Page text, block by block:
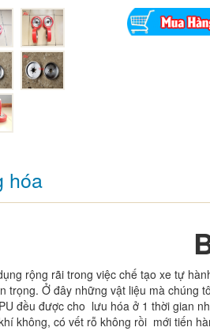
hóa
rộng rãi trong việc chế tạo xe tự
trọng. Ở đây những vật liệu mà chúng
đều được cho lưu hóa ở 1 thời gian
không, có vết rỗ không rồi mới tiến